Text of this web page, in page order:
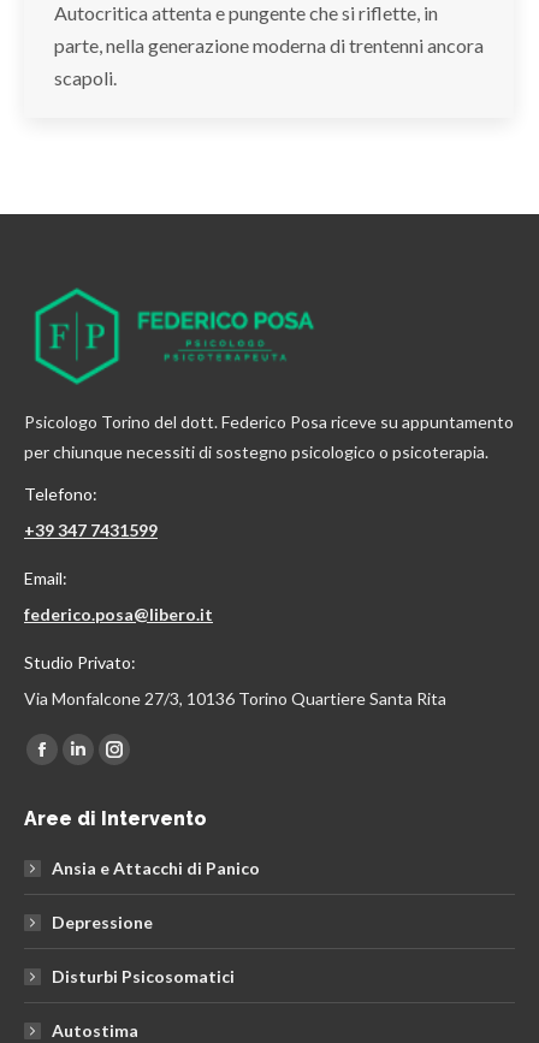
Autocritica attenta e pungente che si riflette, in
parte, nella generazione moderna di trentenni ancora
scapoli.
Psicologo Torino del dott. Federico Posa riceve su appuntamento
per chiunque necessiti di sostegno psicologico o psicoterapia.
Telefono:
+39 347 7431599
Email:
federico.posa@libero.it
Studio Privato:
Via Monfalcone 27/3, 10136 Torino Quartiere Santa Rita
Find us on:
Facebook
opens
in
window
Linkedin
opens
window
Instagram
opens
window
Aree di Intervento
Ansia e Attacchi di Panico
Depressione
Disturbi Psicosomatici
Autostima